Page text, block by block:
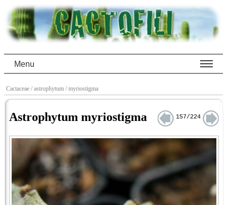
Menu
Cactaceae / astrophytum / myriostigma
Astrophytum myriostigma 157/224